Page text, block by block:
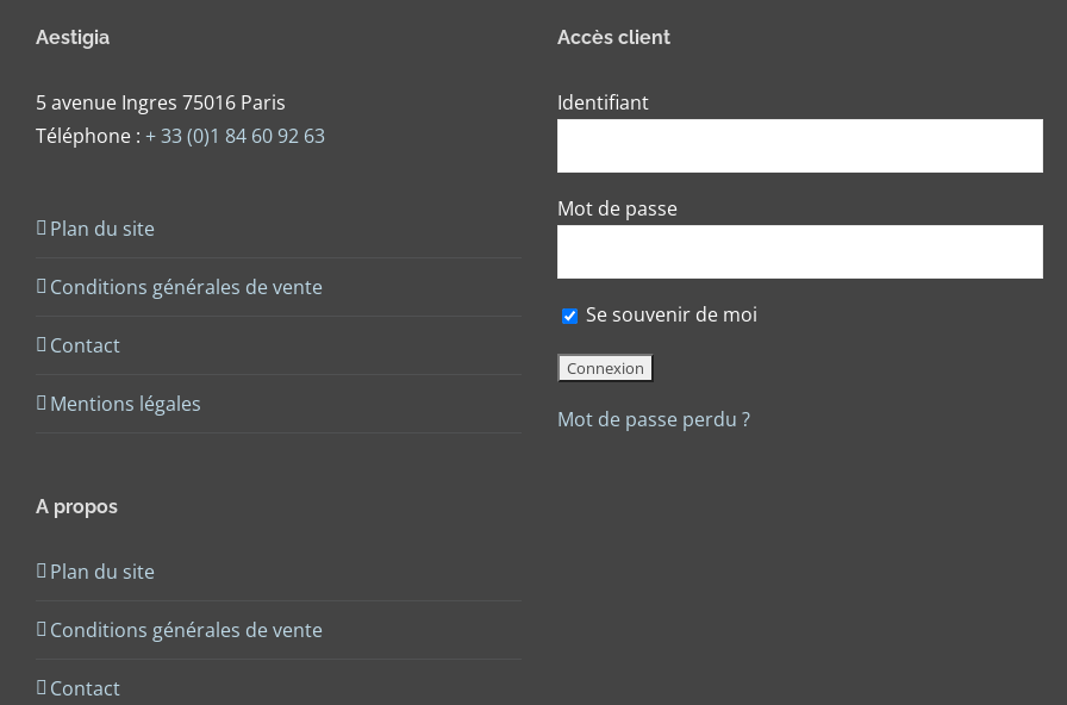
Aestigia
5 avenue Ingres 75016 Paris
Téléphone : + 33 (0)1 84 60 92 63
Plan du site
Conditions générales de vente
Contact
Mentions légales
A propos
Plan du site
Conditions générales de vente
Contact
Accès client
Identifiant
Mot de passe
Se souvenir de moi
Mot de passe perdu ?